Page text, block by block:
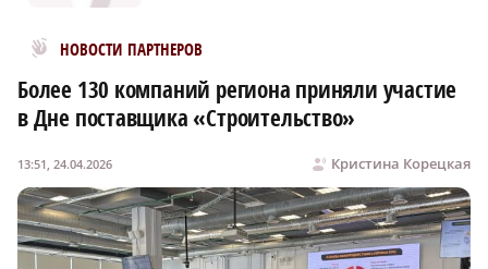
НОВОСТИ ПАРТНЕРОВ
Новости МирТесен
Более 130 компаний региона приняли участие
в Дне поставщика «Строительство»
Кристина Корецкая
13:51, 24.04.2026